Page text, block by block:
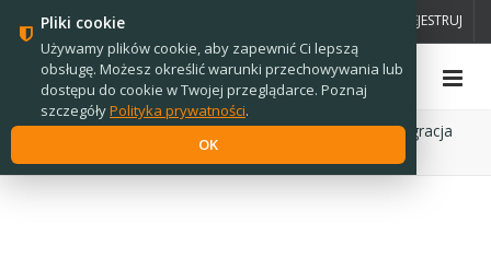
ZAREJESTRUJ
Strona główna › Oprogramowanie › s2s › s2s - integracja
sklepu z Subiekt GT / Subiekt Nexo
Pliki cookie
Używamy plików cookie, aby zapewnić Ci lepszą
obsługę. Możesz określić warunki przechowywania lub
dostępu do cookie w Twojej przeglądarce. Poznaj
szczegółyPolityka prywatności.
OK